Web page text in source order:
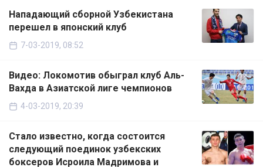
Нападающий сборной Узбекистана
перешел в японский клуб
7-03-2019, 08:52
Видео: Локомотив обыграл клуб Аль-
Вахда в Азиатской лиге чемпионов
4-03-2019, 20:39
Стало известно, когда состоится
следующий поединок узбекских
боксеров Исроила Мадримова и